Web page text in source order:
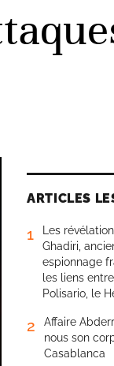
ARTICLES
1
Les
Ghadiri,
espionnage
les liens
Polisario, le
2
Affaire
nous son
Casablanca